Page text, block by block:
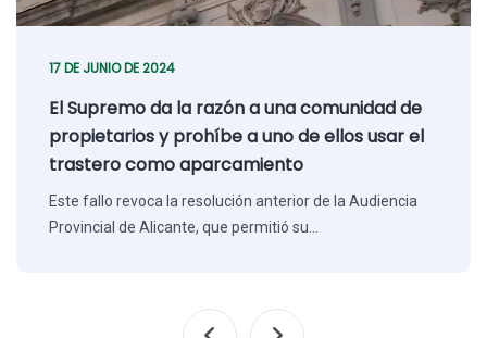
17 DE JUNIO DE 2024
El Supremo da la razón a una comunidad de
propietarios y prohíbe a uno de ellos usar el
trastero como aparcamiento
Este fallo revoca la resolución anterior de la Audiencia
Provincial de Alicante, que permitió su…